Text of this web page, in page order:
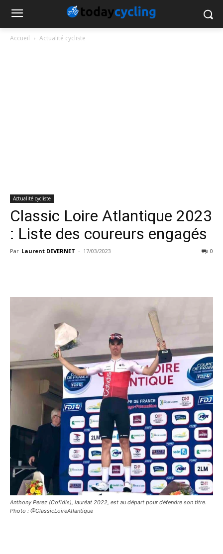
Accueil Actualité cycliste
Actualité cycliste
Classic Loire Atlantique 2023
: Liste des coureurs engagés
Par Laurent DEVERNET - 17/03/2023 0
Anthony Perez (Cofidis), lauréat 2022, est au départ pour défendre son titre.
Photo : @ClassicLoireAtlantique